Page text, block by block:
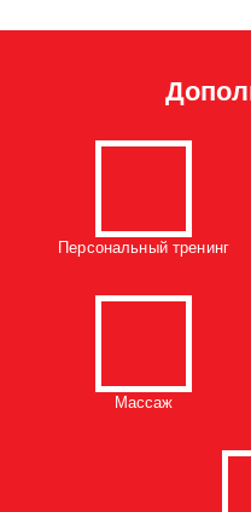
Персональный тренинг
Массаж